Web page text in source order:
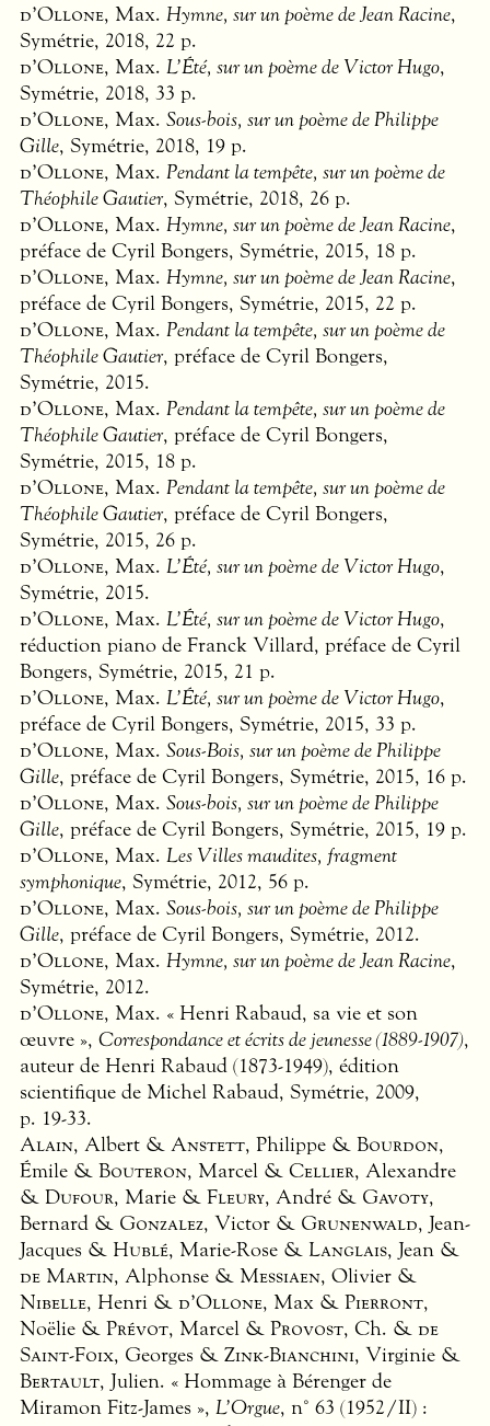
d’Ollone, Max. Hymne, sur un poème de Jean Racine,
Symétrie, 2018, 22 p.
d’Ollone, Max. L’Été, sur un poème de Victor Hugo,
Symétrie, 2018, 33 p.
d’Ollone, Max. Sous-bois, sur un poème de Philippe
Gille, Symétrie, 2018, 19 p.
d’Ollone, Max. Pendant la tempête, sur un poème de
Théophile Gautier, Symétrie, 2018, 26 p.
d’Ollone, Max. Hymne, sur un poème de Jean Racine,
préface de Cyril Bongers, Symétrie, 2015, 18 p.
d’Ollone, Max. Hymne, sur un poème de Jean Racine,
préface de Cyril Bongers, Symétrie, 2015, 22 p.
d’Ollone, Max. Pendant la tempête, sur un poème de
Théophile Gautier, préface de Cyril Bongers,
Symétrie, 2015.
d’Ollone, Max. Pendant la tempête, sur un poème de
Théophile Gautier, préface de Cyril Bongers,
Symétrie, 2015, 18 p.
d’Ollone, Max. Pendant la tempête, sur un poème de
Théophile Gautier, préface de Cyril Bongers,
Symétrie, 2015, 26 p.
d’Ollone, Max. L’Été, sur un poème de Victor Hugo,
Symétrie, 2015.
d’Ollone, Max. L’Été, sur un poème de Victor Hugo,
réduction piano de Franck Villard, préface de Cyril
Bongers, Symétrie, 2015, 21 p.
d’Ollone, Max. L’Été, sur un poème de Victor Hugo,
préface de Cyril Bongers, Symétrie, 2015, 33 p.
d’Ollone, Max. Sous-Bois, sur un poème de Philippe
Gille, préface de Cyril Bongers, Symétrie, 2015, 16 p.
d’Ollone, Max. Sous-bois, sur un poème de Philippe
Gille, préface de Cyril Bongers, Symétrie, 2015, 19 p.
d’Ollone, Max. Les Villes maudites, fragment
symphonique, Symétrie, 2012, 56 p.
d’Ollone, Max. Sous-bois, sur un poème de Philippe
Gille, préface de Cyril Bongers, Symétrie, 2012.
d’Ollone, Max. Hymne, sur un poème de Jean Racine,
Symétrie, 2012.
d’Ollone, Max. « Henri Rabaud, sa vie et son
œuvre », Correspondance et écrits de jeunesse (1889-1907),
auteur de Henri Rabaud (1873-1949), édition
scientifique de Michel Rabaud, Symétrie, 2009,
p. 19-33.
Alain, Albert & Anstett, Philippe & Bourdon,
Émile & Bouteron, Marcel & Cellier, Alexandre
& Dufour, Marie & Fleury, André & Gavoty,
Bernard & Gonzalez, Victor & Grunenwald, Jean-
Jacques & Hublé, Marie-Rose & Langlais, Jean &
de Martin, Alphonse & Messiaen, Olivier &
Nibelle, Henri & d’Ollone, Max & Pierront,
Noëlie & Prévot, Marcel & Provost, Ch. & de
Saint-Foix, Georges & Zink-Bianchini, Virginie &
Bertault, Julien. « Hommage à Bérenger de
Miramon Fitz-James », L’Orgue, n° 63 (1952/II) :